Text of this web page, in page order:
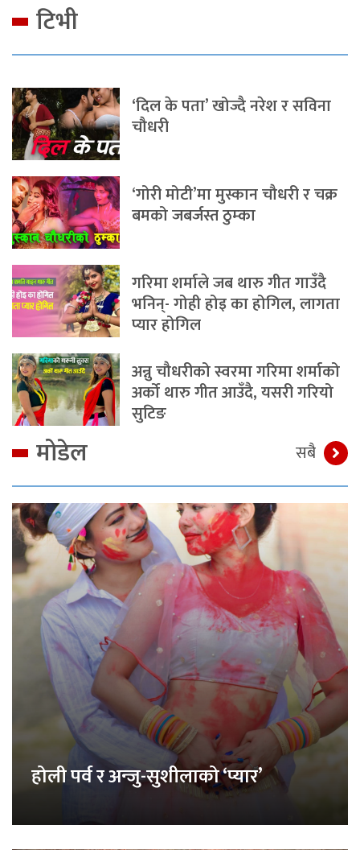
टिभी
‘दिल के पता’ खोज्दै नरेश र सविना
चौधरी
‘गोरी मोटी’मा मुस्कान चौधरी र चक्र
बमको जबर्जस्त ठुम्का
गरिमा शर्माले जब थारु गीत गाउँदै
भनिन्- गोही होइ का होगिल, लागता
प्यार होगिल
अन्नु चौधरीको स्वरमा गरिमा शर्माको
अर्को थारु गीत आउँदै, यसरी गरियो
सुटिङ
मोडेल सबै
होली पर्व र अन्जु-सुशीलाको ‘प्यार’